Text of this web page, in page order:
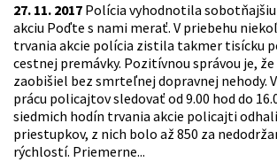
27. 11. 2017 Polícia vyhodnotila
akciu Poďte s nami merať. V priebehu
trvania akcie polícia zistila takmer tisícku
cestnej premávky. Pozitívnou správou je, že
zaobišiel bez smrteľnej dopravnej nehody.
prácu policajtov sledovať od 9.00 hod do
siedmich hodín trvania akcie policajti
priestupkov, z nich bolo až 850 za
rýchlostí. Priemerne...